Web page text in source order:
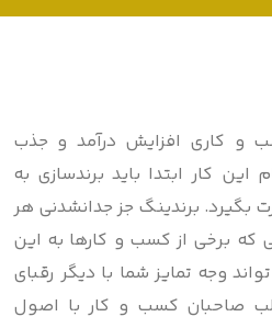
و کاری افزایش درآمد و جذب
کار ابتدا باید برندسازی به
برندینگ جز جدانشدنی هر
که برخی از کسب و کارها به این
وجه تمایز شما با دیگر رقبای
صاحبان کسب و کار با اصول